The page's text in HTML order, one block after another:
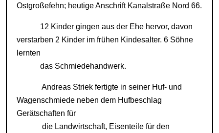
Ostgroßefehn; heutige Anschrift Kanalstraße Nord 66.
12 Kinder gingen aus der Ehe hervor, davon
verstarben 2 Kinder im frühen Kindesalter. 6 Söhne
lernten
das Schmiedehandwerk.
Andreas Striek fertigte in seiner Huf- und
Wagenschmiede neben dem Hufbeschlag
Gerätschaften für
die Landwirtschaft, Eisenteile für den